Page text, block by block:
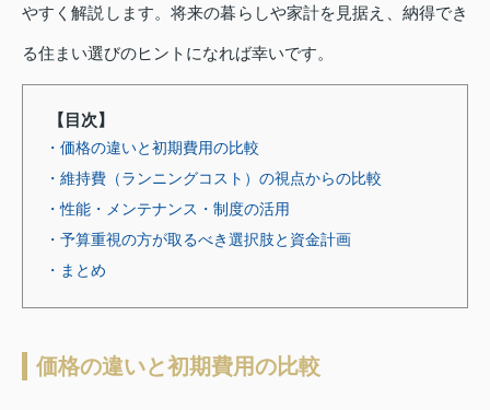
やすく解説します。将来の暮らしや家計を見据え、納得でき
る住まい選びのヒントになれば幸いです。
【目次】
・価格の違いと初期費用の比較
・維持費（ランニングコスト）の視点からの比較
・性能・メンテナンス・制度の活用
・予算重視の方が取るべき選択肢と資金計画
・まとめ
価格の違いと初期費用の比較